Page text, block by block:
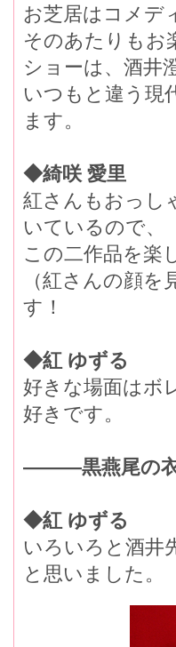
お芝居はコメデ
そのあたりもお
ショーは、酒井
いつもと違う現
ます。
◆綺咲 愛里
紅さんもおっし
いているので、
この二作品を楽
（紅さんの顔
す！
◆紅 ゆずる
好きな場面はボ
好きです。
―――黒燕尾の衣
◆紅 ゆずる
いろいろと酒井
と思いました。